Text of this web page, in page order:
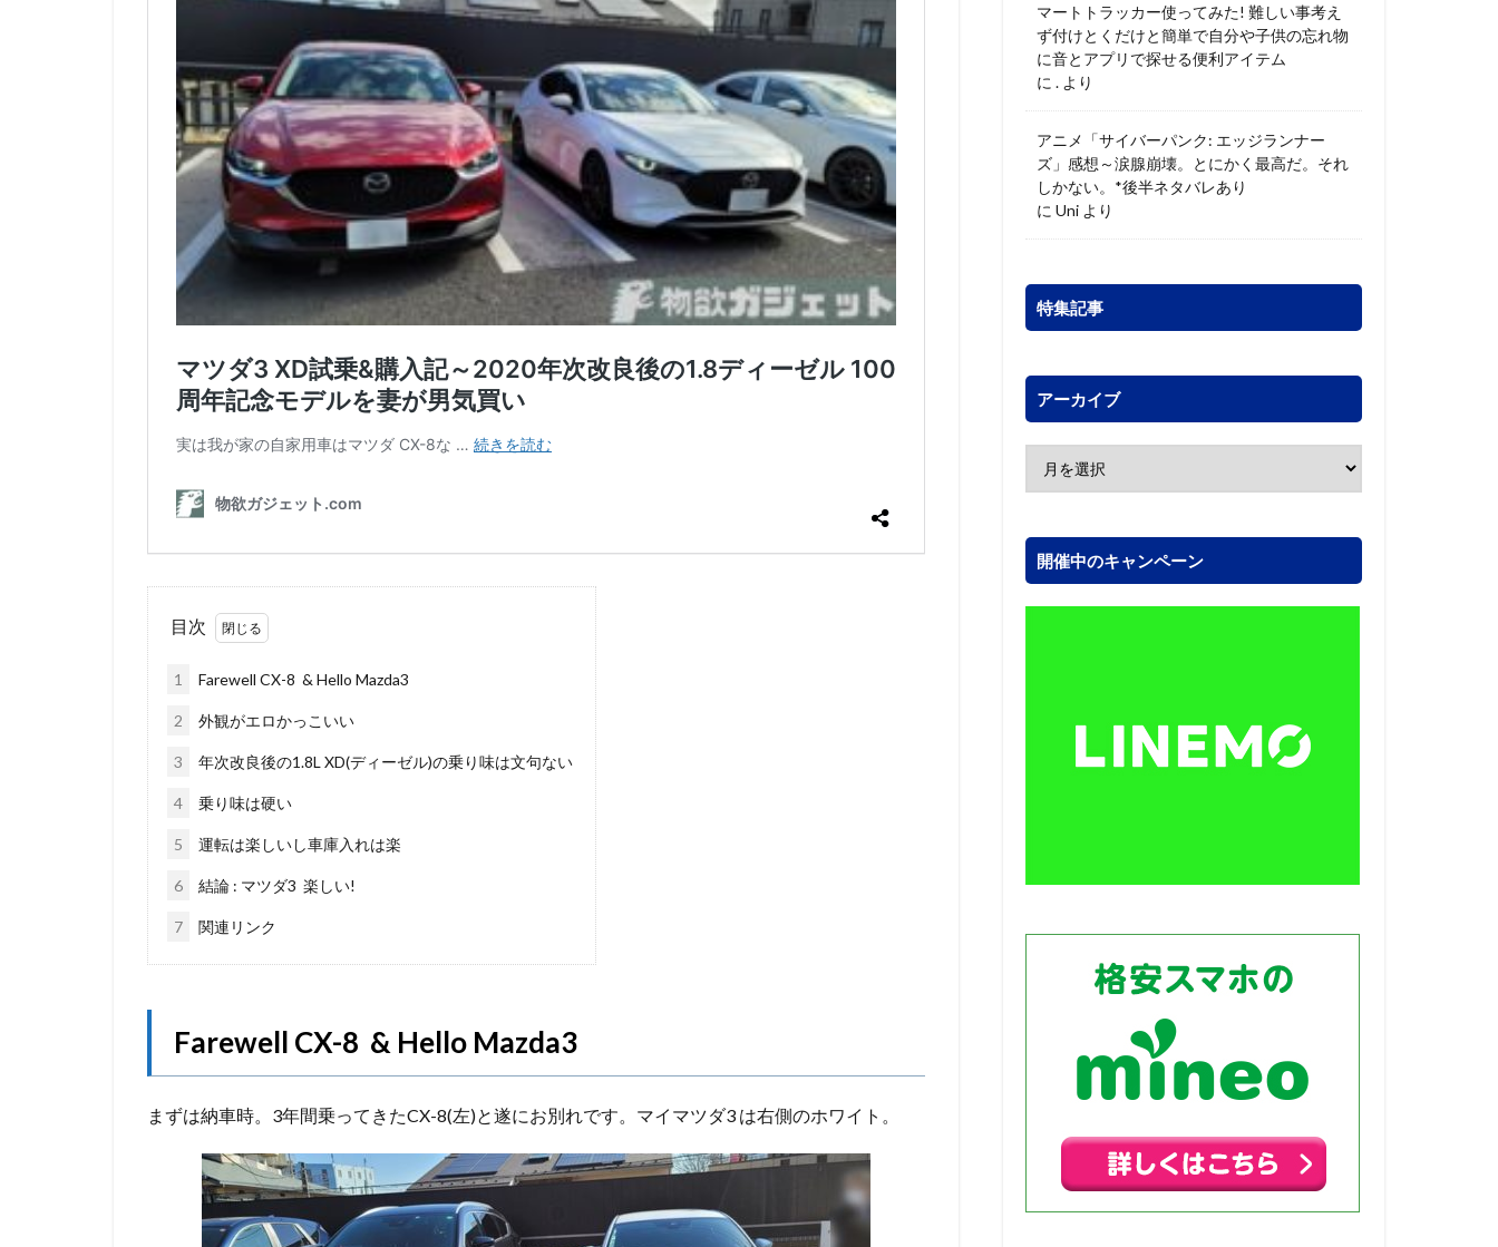
目次
1 Farewell CX-8 & Hello Mazda3
2 外観がエロかっこいい
3 年次改良後の1.8L XD(ディーゼル)の乗り味は文句ない
4 乗り味は硬い
5 運転は楽しいし車庫入れは楽
6 結論 : マツダ3 楽しい!
7 関連リンク
Farewell CX-8 & Hello Mazda3
まずは納車時。3年間乗ってきたCX-8(左)と遂にお別れです。マイマツダ3 は右側のホワイト。
マートトラッカー使ってみた! 難しい事考え
ず付けとくだけと簡単で自分や子供の忘れ物
に音とアプリで探せる便利アイテム
に . より
アニメ「サイバーパンク: エッジランナー
ズ」感想～涙腺崩壊。とにかく最高だ。それ
しかない。*後半ネタバレあり
に Uni より
特集記事
アーカイブ
開催中のキャンペーン